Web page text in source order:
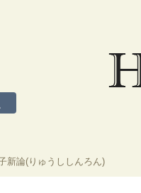
新論(りゅうししんろん)